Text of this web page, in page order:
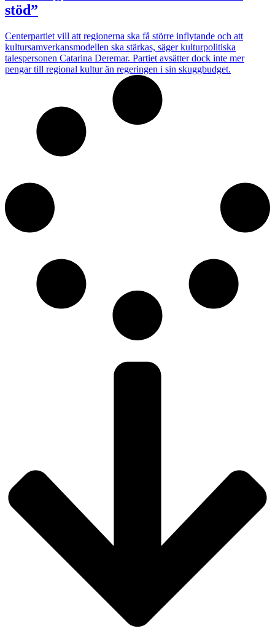
stöd”
Centerpartiet vill att regionerna ska få större inflytande och att
kultursamverkansmodellen ska stärkas, säger kulturpolitiska
talespersonen Catarina Deremar. Partiet avsätter dock inte mer
pengar till regional kultur än regeringen i sin skuggbudget.